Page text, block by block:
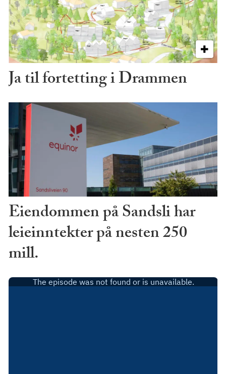
Ja til fortetting i Drammen
Eiendommen på Sandsli har
leieinntekter på nesten 250
mill.